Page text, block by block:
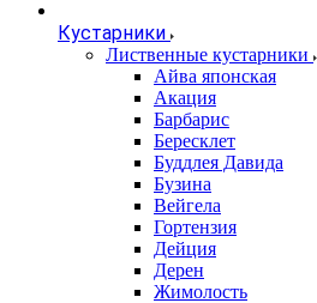
Кустарники
Лиственные кустарники
Айва японская
Акация
Барбарис
Бересклет
Буддлея Давида
Бузина
Вейгела
Гортензия
Дейция
Дерен
Жимолость